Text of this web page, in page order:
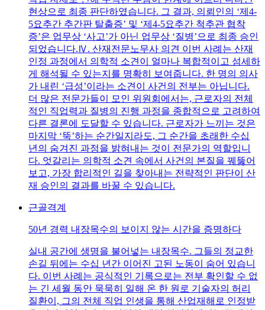
현상으로 최종 판단하였습니다. 그 결과, 의뢰인의 ‘제4-
5요추간 추간판 탈출증’ 및 ‘제4-5요추간 척추관 협착
증’은 업무상 ‘사고’가 아닌 업무상 ‘질병’으로 최종 승인
되었습니다.Ⅳ. 산재전문노무사 의견 이번 사례는 산재
인정 과정에서 의학적 소견이 얼마나 복합적이고 섬세하
게 해석될 수 있는지를 명확히 보여줍니다. 한 명의 의사
가 내린 ‘급성’이라는 소견이 사건의 전부는 아닙니다.
더 많은 전문가들이 모인 위원회에서는, 근로자의 전체
적인 직업력과 질병의 진행 과정을 종합적으로 고려하여
다른 결론에 도달할 수 있습니다. 근로자가 느끼는 것은
마지막 ‘뚝’하는 순간일지라도, 그 순간을 초래한 수십
년의 숨겨진 과정을 밝혀내는 것이 전문가의 역할입니
다. 엇갈리는 의학적 소견 속에서 사건의 본질을 꿰뚫어
보고, 가장 합리적인 길을 찾아내는 전략적인 판단이 산
재 승인의 결과를 바꿀 수 있습니다.
근골격계
50년 경력 내장목수의 보이지 않는 시간을 증명하다
실내 공간에 생명을 불어넣는 내장목수. 그들의 정교한
손길 뒤에는 수십 년간 이어진 고된 노동이 숨어 있습니
다. 이번 사례는 공식적인 기록으로는 전부 확인할 수 없
는 긴 세월 동안 묵묵히 일해 온 한 원로 기술자의 허리
질환이, 그의 전체 직업 인생을 통해 산업재해로 인정받